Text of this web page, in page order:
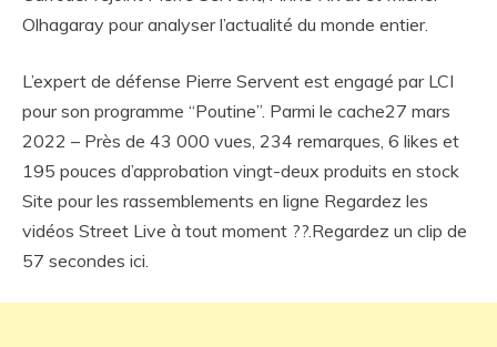
Olhagaray pour analyser l’actualité du monde entier.
L’expert de défense Pierre Servent est engagé par LCI
pour son programme “Poutine”. Parmi le cache27 mars
2022 – Près de 43 000 vues, 234 remarques, 6 likes et
195 pouces d’approbation vingt-deux produits en stock
Site pour les rassemblements en ligne Regardez les
vidéos Street Live à tout moment ??.Regardez un clip de
57 secondes ici.